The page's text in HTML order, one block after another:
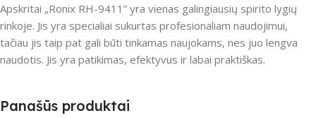
Apskritai „Ronix RH-9411” yra vienas galingiausių spirito lygių
rinkoje. Jis yra specialiai sukurtas profesionaliam naudojimui,
tačiau jis taip pat gali būti tinkamas naujokams, nes juo lengva
naudotis. Jis yra patikimas, efektyvus ir labai praktiškas.
Panašūs produktai